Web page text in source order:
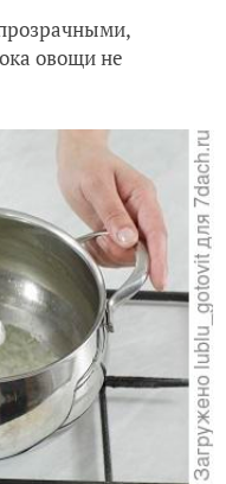
овощи не